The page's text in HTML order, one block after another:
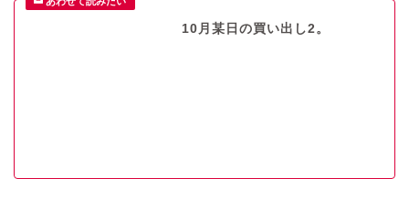
10月某日の買い出し2。